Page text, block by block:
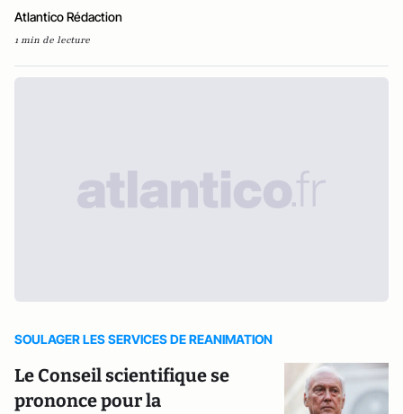
Atlantico Rédaction
1 min de lecture
SOULAGER LES SERVICES DE REANIMATION
Le Conseil scientifique se
prononce pour la